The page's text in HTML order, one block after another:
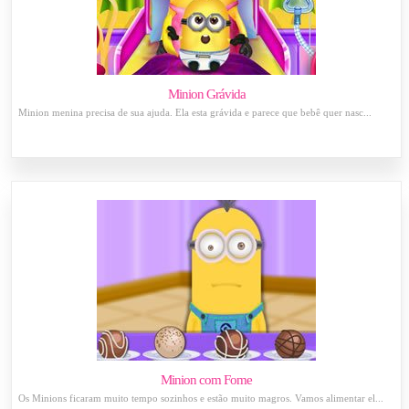
Minion Grávida
Minion menina precisa de sua ajuda. Ela esta grávida e parece que bebê quer nasc...
Minion com Fome
Os Minions ficaram muito tempo sozinhos e estão muito magros. Vamos alimentar el...